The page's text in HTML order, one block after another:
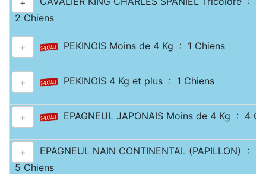
+
2 Chiens
+ PEKINOIS Moins de 4 Kg : 1 Chiens
+ PEKINOIS 4 Kg et plus : 1 Chiens
+ EPAGNEUL JAPONAIS Moins de 4 Kg : 4
+
EPAGNEUL NAIN CONTINENTAL (PAPILLON) :
5 Chiens